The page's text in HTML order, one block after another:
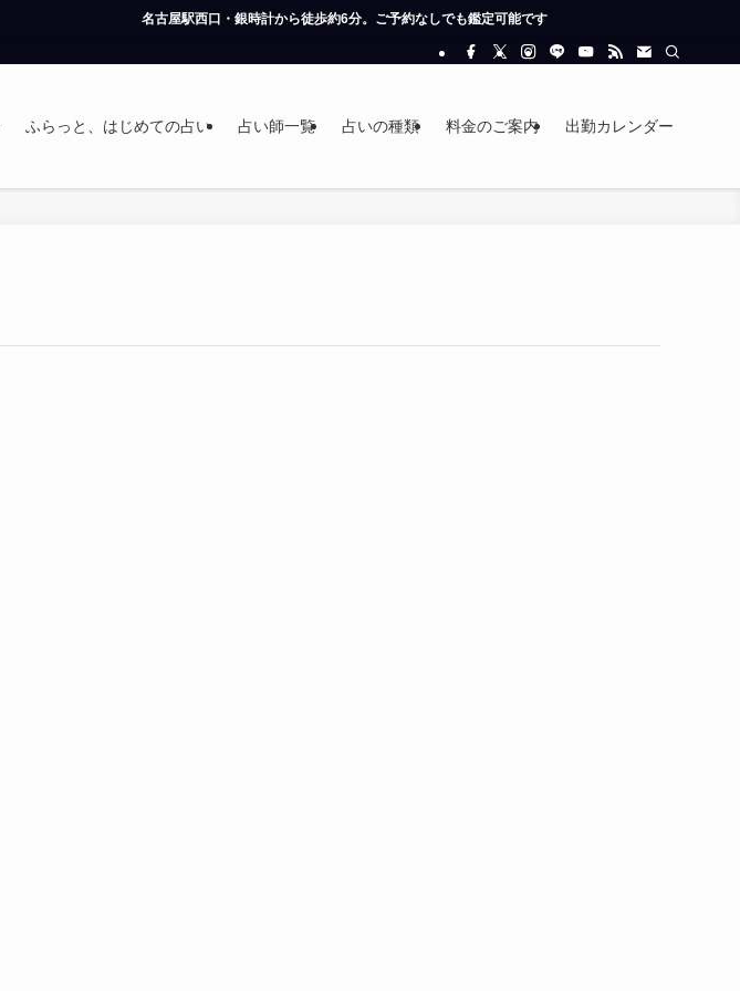
名古屋駅西口・銀時計から徒歩約6分。ご予約なしでも鑑定可能です
ふらっと、はじめての占い 占い師一覧 占いの種類 料金のご案内 出勤カレンダー